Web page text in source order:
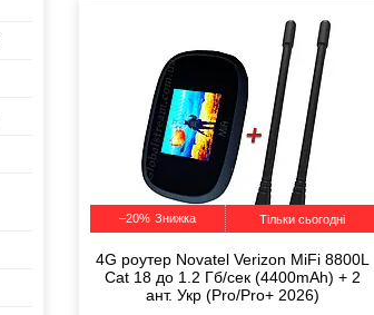
–20% Тільки сьогодні
4G роутер Novatel Verizon MiFi 8800L
Cat 18 до 1.2 Гб/сек (4400mAh) + 2
ант. Укр (Pro/Pro+ 2026)